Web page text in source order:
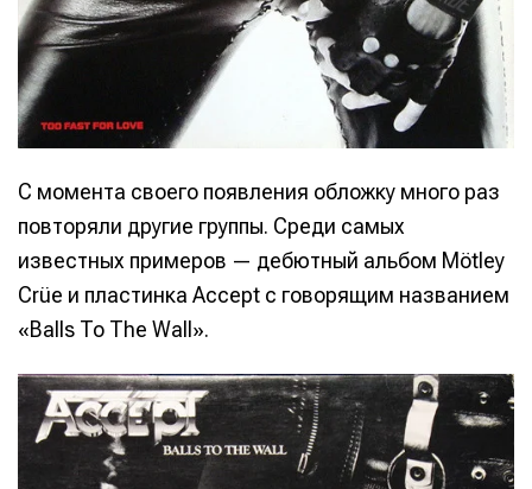
С момента своего появления обложку много раз
повторяли другие группы. Среди самых
известных примеров — дебютный альбом Mötley
Crüe и пластинка Accept с говорящим названием
«Balls To The Wall».